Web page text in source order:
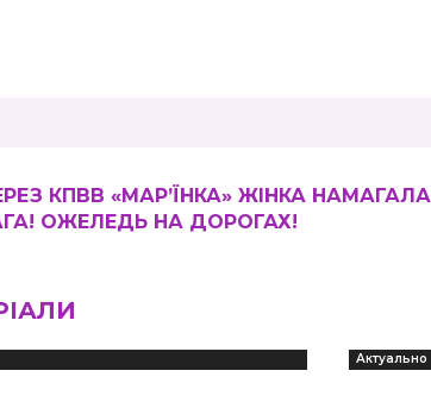
КПВВ «МАР’ЇНКА» ЖІНКА
ОЖЕЛЕДЬ НА ДОРОГАХ!
Актуально